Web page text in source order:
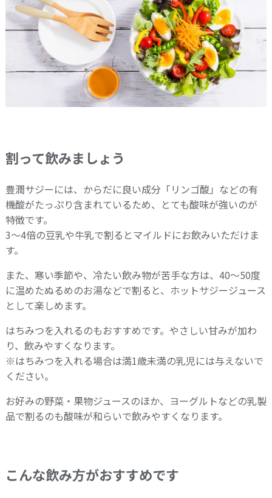
割って飲みましょう
豊潤サジーには、からだに良い成分「リンゴ酸」などの有
機酸がたっぷり含まれているため、とても酸味が強いのが
特徴です。
3～4倍の豆乳や牛乳で割るとマイルドにお飲みいただけま
す。
また、寒い季節や、冷たい飲み物が苦手な方は、40～50度
に温めたぬるめのお湯などで割ると、ホットサジージュース
として楽しめます。
はちみつを入れるのもおすすめです。やさしい甘みが加わ
り、飲みやすくなります。
※はちみつを入れる場合は満1歳未満の乳児には与えないで
ください。
お好みの野菜・果物ジュースのほか、ヨーグルトなどの乳製
品で割るのも酸味が和らいで飲みやすくなります。
こんな飲み方がおすすめです